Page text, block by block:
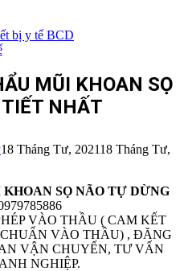
bị y tế BCD
MŨI KHOAN SỌ
NHẤT
18 Tháng Tư, 202118 Tháng Tư,
SỌ NÃO TỰ DỪNG
VÀO THẦU ( CAM KẾT
VÀO THẦU) , ĐĂNG
VẬN CHUYỂN, TƯ VẤN
NGHIỆP.